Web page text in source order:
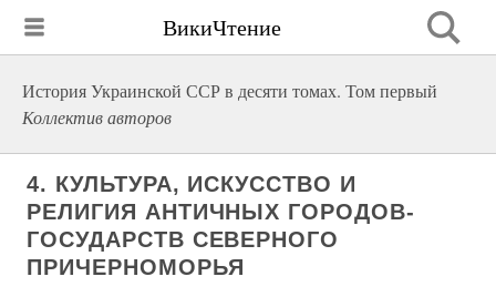
ВикиЧтение
История Украинской ССР в десяти томах. Том первый
Коллектив авторов
4. КУЛЬТУРА, ИСКУССТВО И
РЕЛИГИЯ АНТИЧНЫХ ГОРОДОВ-
ГОСУДАРСТВ СЕВЕРНОГО
ПРИЧЕРНОМОРЬЯ